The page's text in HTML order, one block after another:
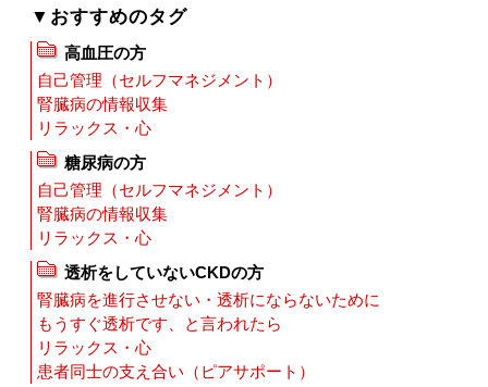
▼おすすめのタグ
高血圧の方
自己管理（セルフマネジメント）
腎臓病の情報収集
リラックス・心
糖尿病の方
自己管理（セルフマネジメント）
腎臓病の情報収集
リラックス・心
透析をしていないCKDの方
腎臓病を進行させない・透析にならないために
もうすぐ透析です、と言われたら
リラックス・心
患者同士の支え合い（ピアサポート）